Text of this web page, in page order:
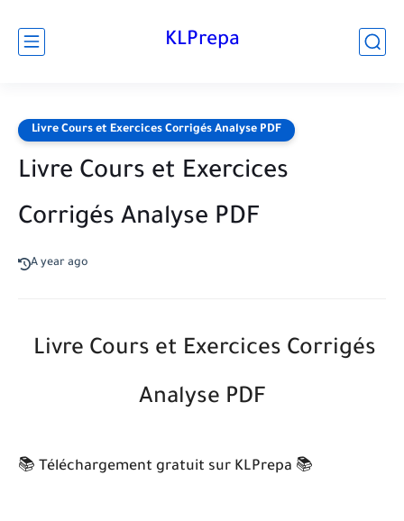
KLPrepa
Livre Cours et Exercices Corrigés Analyse PDF
Livre Cours et Exercices
Corrigés Analyse PDF
A year ago
Livre Cours et Exercices Corrigés
Analyse PDF
📚 Téléchargement gratuit sur KLPrepa 📚